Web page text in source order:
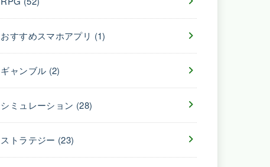
おすすめスマホアプリ (1)
ギャンブル (2)
シミュレーション (28)
ストラテジー (23)